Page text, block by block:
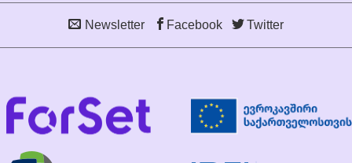
Newsletter Facebook Twitter